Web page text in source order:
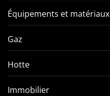
Équipements et matériaux
Gaz
Hotte
Immobilier